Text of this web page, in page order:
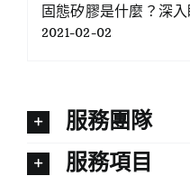
固態矽膠是什麼？深
2021-02-02
服務團隊
服務項目